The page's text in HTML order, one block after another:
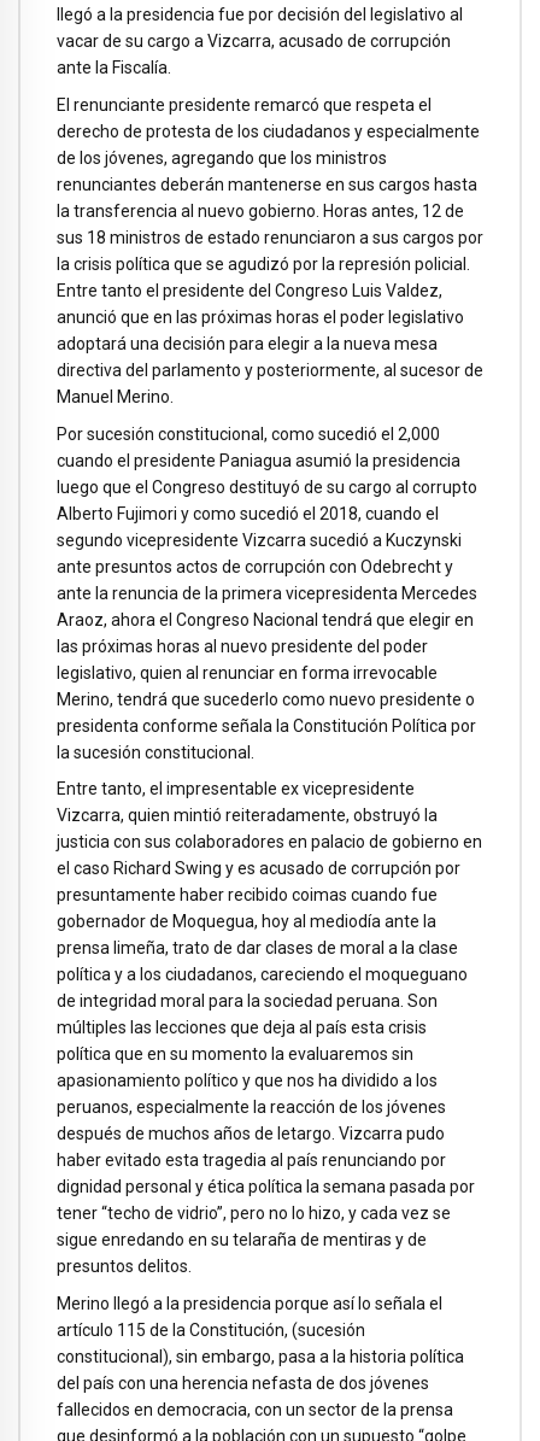
llegó a la presidencia fue por decisión del legislativo al
vacar de su cargo a Vizcarra, acusado de corrupción
ante la Fiscalía.
El renunciante presidente remarcó que respeta el
derecho de protesta de los ciudadanos y especialmente
de los jóvenes, agregando que los ministros
renunciantes deberán mantenerse en sus cargos hasta
la transferencia al nuevo gobierno. Horas antes, 12 de
sus 18 ministros de estado renunciaron a sus cargos por
la crisis política que se agudizó por la represión policial.
Entre tanto el presidente del Congreso Luis Valdez,
anunció que en las próximas horas el poder legislativo
adoptará una decisión para elegir a la nueva mesa
directiva del parlamento y posteriormente, al sucesor de
Manuel Merino.
Por sucesión constitucional, como sucedió el 2,000
cuando el presidente Paniagua asumió la presidencia
luego que el Congreso destituyó de su cargo al corrupto
Alberto Fujimori y como sucedió el 2018, cuando el
segundo vicepresidente Vizcarra sucedió a Kuczynski
ante presuntos actos de corrupción con Odebrecht y
ante la renuncia de la primera vicepresidenta Mercedes
Araoz, ahora el Congreso Nacional tendrá que elegir en
las próximas horas al nuevo presidente del poder
legislativo, quien al renunciar en forma irrevocable
Merino, tendrá que sucederlo como nuevo presidente o
presidenta conforme señala la Constitución Política por
la sucesión constitucional.
Entre tanto, el impresentable ex vicepresidente
Vizcarra, quien mintió reiteradamente, obstruyó la
justicia con sus colaboradores en palacio de gobierno en
el caso Richard Swing y es acusado de corrupción por
presuntamente haber recibido coimas cuando fue
gobernador de Moquegua, hoy al mediodía ante la
prensa limeña, trato de dar clases de moral a la clase
política y a los ciudadanos, careciendo el moqueguano
de integridad moral para la sociedad peruana. Son
múltiples las lecciones que deja al país esta crisis
política que en su momento la evaluaremos sin
apasionamiento político y que nos ha dividido a los
peruanos, especialmente la reacción de los jóvenes
después de muchos años de letargo. Vizcarra pudo
haber evitado esta tragedia al país renunciando por
dignidad personal y ética política la semana pasada por
tener “techo de vidrio”, pero no lo hizo, y cada vez se
sigue enredando en su telaraña de mentiras y de
presuntos delitos.
Merino llegó a la presidencia porque así lo señala el
artículo 115 de la Constitución, (sucesión
constitucional), sin embargo, pasa a la historia política
del país con una herencia nefasta de dos jóvenes
fallecidos en democracia, con un sector de la prensa
que desinformó a la población con un supuesto “golpe